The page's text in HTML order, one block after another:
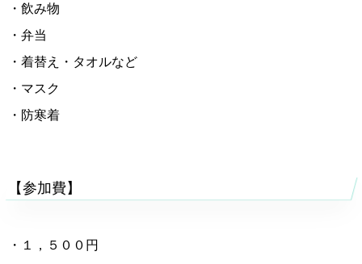
・飲み物
・弁当
・着替え・タオルなど
・マスク
・防寒着
【参加費】
・１，５００円